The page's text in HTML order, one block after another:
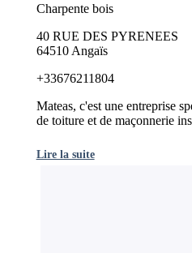
Charpente bois
40 RUE DES PYRENEES
64510 Angaïs
+33676211804
Mateas, c'est une entreprise
de toiture et de maçonnerie
Lire la suite